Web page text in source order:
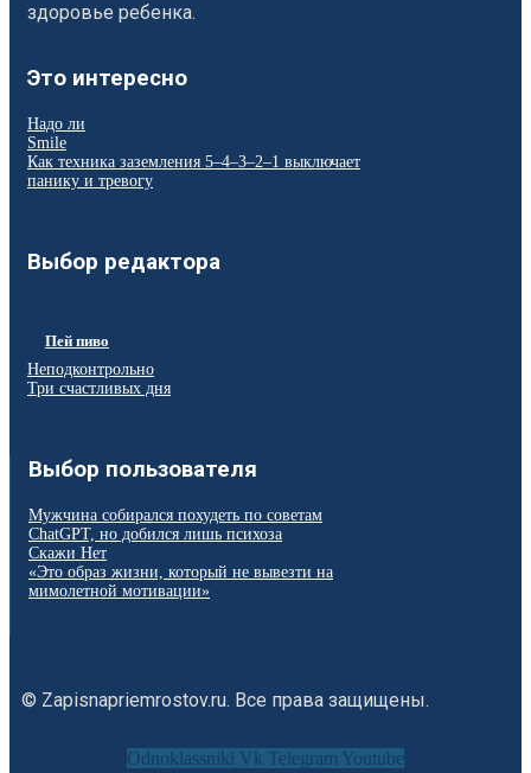
здоровье ребенка.
Это интересно
Надо ли
Smile
Как техника заземления 5–4–3–2–1 выключает
панику и тревогу
Выбор редактора
Пей пиво
Неподконтрольно
Три счастливых дня
Выбор пользователя
Мужчина собирался похудеть по советам
ChatGPT, но добился лишь психоза
Скажи Нет
«Это образ жизни, который не вывезти на
мимолетной мотивации»
© Zapisnapriemrostov.ru. Все права защищены.
Odnoklassniki Vk Telegram Youtube